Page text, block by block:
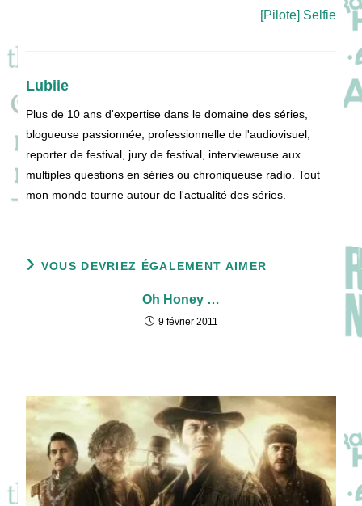
[Pilote] Selfie
Lubiie
Plus de 10 ans d'expertise dans le domaine des séries,
blogueuse passionnée, professionnelle de l'audiovisuel,
reporter de festival, jury de festival, intervieweuse aux
multiples questions en séries ou chroniqueuse radio. Tout
mon monde tourne autour de l'actualité des séries.
VOUS DEVRIEZ ÉGALEMENT AIMER
Oh Honey …
9 février 2011